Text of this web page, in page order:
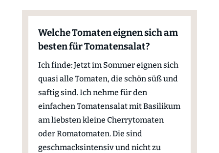
Welche Tomaten eignen sich am
besten für Tomatensalat?
Ich finde: Jetzt im Sommer eignen sich
quasi alle Tomaten, die schön süß und
saftig sind. Ich nehme für den
einfachen Tomatensalat mit Basilikum
am liebsten kleine Cherrytomaten
oder Romatomaten. Die sind
geschmacksintensiv und nicht zu